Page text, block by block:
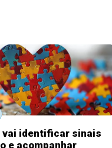
vai identificar sinais
e acompanhar